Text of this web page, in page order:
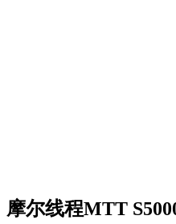
摩尔线程MTT